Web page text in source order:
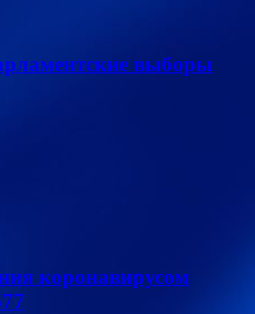
выборы
коронавирусом